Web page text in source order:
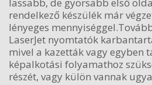
rendelkező készülék már
lényeges
LaserJet nyomtatók
mivel a kazetták vagy egyben
képalkotási folyamathoz
részét, vagy külön vannak